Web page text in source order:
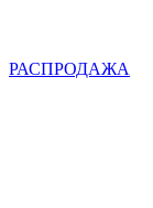
РАСПРОДАЖА